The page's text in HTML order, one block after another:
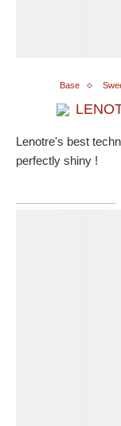
Base
Lenotre's best
perfectly shiny !